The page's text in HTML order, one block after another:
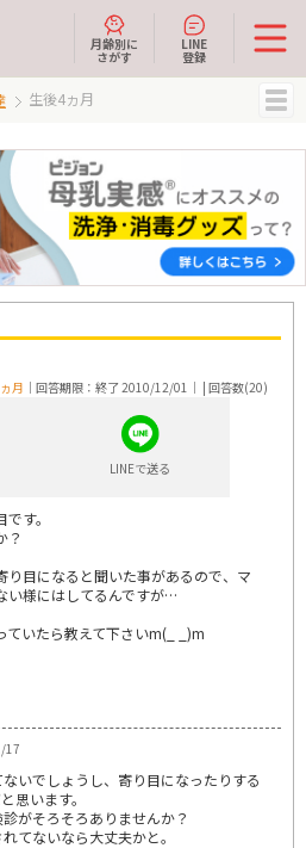
月齢別に
さがす
LINE
登録
生後4ヵ月
月 ｜回答期限：終了 2010/12/01｜ | 回答数(20)
LINEで送る
す。
？
り目になると聞いた事があるので、マ
い様にはしてるんですが…
ていたら教えて下さいm(_ _)m
17
いでしょうし、寄り目になったりする
思います。
がそろそろありませんか？
てないなら大丈夫かと。